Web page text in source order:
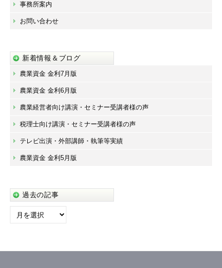
事務所案内
お問い合わせ
新着情報＆ブログ
農業資金 金利7月版
農業資金 金利6月版
農業経営者向け講演・セミナー受講者様の声
税理士向け講演・セミナー受講者様の声
テレビ出演・外部講師・執筆等実績
農業資金 金利5月版
過去の記事
過